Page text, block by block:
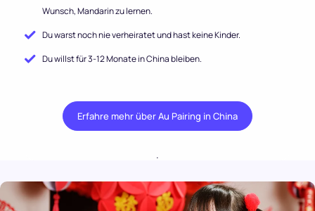
Wunsch, Mandarin zu lernen.
Du warst noch nie verheiratet und hast keine Kinder.
Du willst für 3-12 Monate in China bleiben.
Erfahre mehr über Au Pairing in China
.